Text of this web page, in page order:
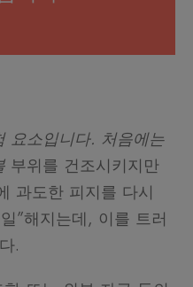
요소입니다. 처음에는
부위를 건조시키지만
과도한 피지를 다시
”해지는데, 이를 트러
.